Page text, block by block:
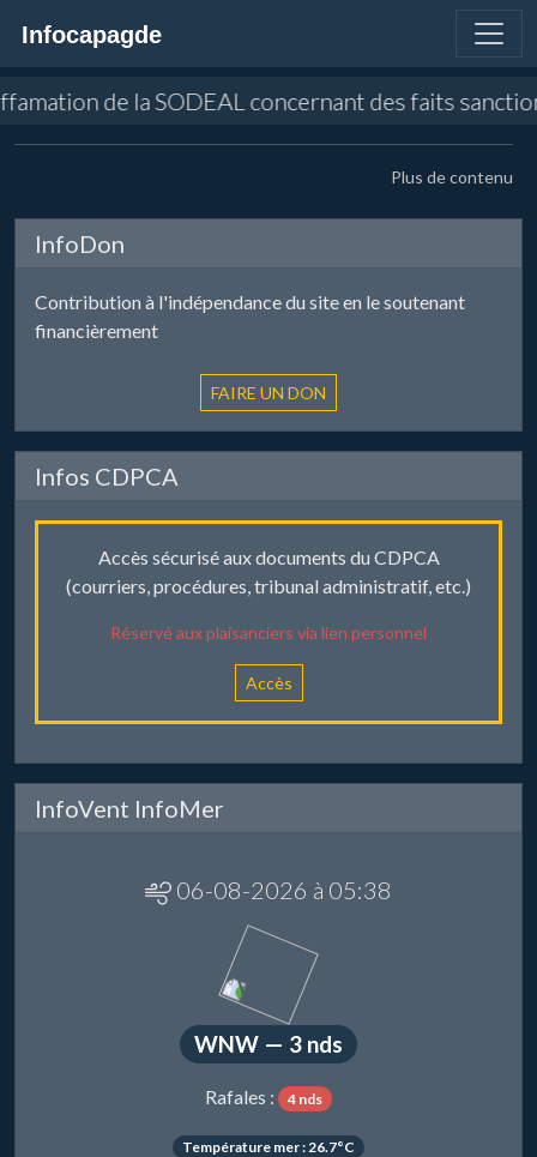
Infocapagde
de la SODEAL concernant des faits
Plus de contenu
InfoDon
Contribution à l'indépendance du site en le soutenant
financièrement
Infos CDPCA
Accès sécurisé aux documents du CDPCA
(courriers, procédures, tribunal administratif, etc.)
Réservé aux plaisanciers via lien personnel
Accès
InfoVent InfoMer
06-08-2026 à 05:38
WNW — 3 nds
Rafales : 4 nds
Température mer : 26.7°C